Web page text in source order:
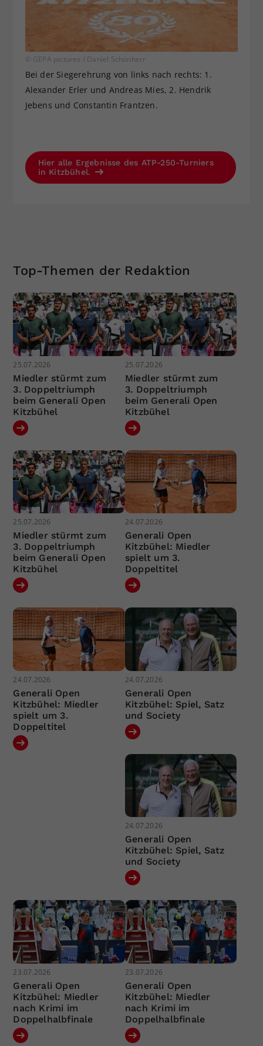
© GEPA pictures / Daniel Schönherr
Bei der Siegerehrung von links nach rechts: 1.
Alexander Erler und Andreas Mies, 2. Hendrik
Jebens und Constantin Frantzen.
Hier alle Ergebnisse des ATP-250-Turniers
in Kitzbühel.
Top-Themen der Redaktion
25.07.2026
Miedler stürmt zum
3. Doppeltriumph
beim Generali Open
Kitzbühel
25.07.2026
Miedler stürmt zum
3. Doppeltriumph
beim Generali Open
Kitzbühel
25.07.2026
Miedler stürmt zum
3. Doppeltriumph
beim Generali Open
Kitzbühel
24.07.2026
Generali Open
Kitzbühel: Miedler
spielt um 3.
Doppeltitel
24.07.2026
Generali Open
Kitzbühel: Miedler
spielt um 3.
Doppeltitel
24.07.2026
Generali Open
Kitzbühel: Spiel, Satz
und Society
24.07.2026
Generali Open
Kitzbühel: Spiel, Satz
und Society
23.07.2026
Generali Open
Kitzbühel: Miedler
nach Krimi im
Doppelhalbfinale
23.07.2026
Generali Open
Kitzbühel: Miedler
nach Krimi im
Doppelhalbfinale